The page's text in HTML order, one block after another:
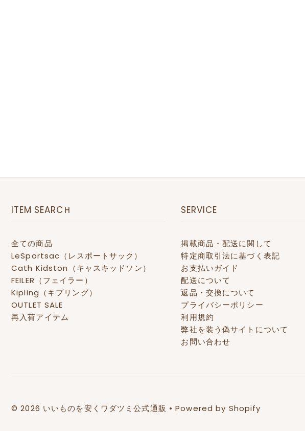
ITEM SEARCＨ
全ての商品
LeSportsac（レスポートサック）
Cath Kidston（キャスキッドソン）
FEILER（フェイラー）
Kipling（キプリング）
OUTLET SALE
再入荷アイテム
SERVICE
掲載商品・配送に関して
特定商取引法に基づく表記
お支払いガイド
配送について
返品・交換について
プライバシーポリシー
利用規約
弊社を装う偽サイトについて
お問い合わせ
© 2026 いいものを安くワダツミ公式通販 • Powered by Shopify